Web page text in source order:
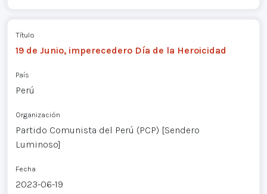
Título
19 de Junio, imperecedero Día de la Heroicidad
País
Perú
Organización
Partido Comunista del Perú (PCP) [Sendero
Luminoso]
Fecha
2023-06-19